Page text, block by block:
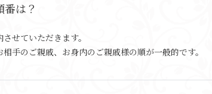
は？
せていただきます。
手のご親戚、お身内のご親戚様の順が一般的です。